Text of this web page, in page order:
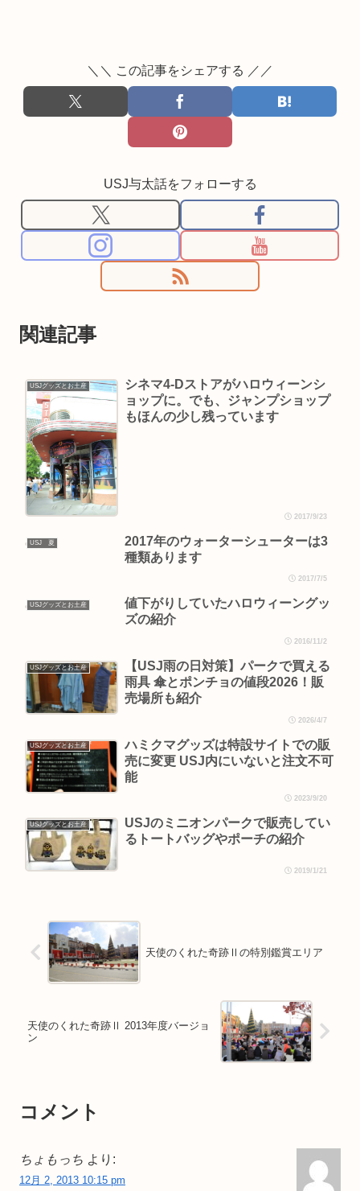
＼＼ この記事をシェアする ／／
USJ与太話をフォローする
関連記事
USJグッズとお土産
シネマ4-Dストアがハロウィーンシ
ョップに。でも、ジャンプショップ
もほんの少し残っています
2017/9/23
USJ 夏
2017年のウォーターシューターは3
種類あります
2017/7/5
USJグッズとお土産
値下がりしていたハロウィーングッ
ズの紹介
2016/11/2
USJグッズとお土産
【USJ雨の日対策】パークで買える
雨具 傘とポンチョの値段2026！販
売場所も紹介
2026/4/7
USJグッズとお土産
ハミクマグッズは特設サイトでの販
売に変更 USJ内にいないと注文不可
能
2023/9/20
USJグッズとお土産
USJのミニオンパークで販売してい
るトートバッグやポーチの紹介
2019/1/21
天使のくれた奇跡Ⅱの特別鑑賞エリア
天使のくれた奇跡Ⅱ 2013年度バージョ
ン
コメント
ちょもっち より:
12月 2, 2013 10:15 pm